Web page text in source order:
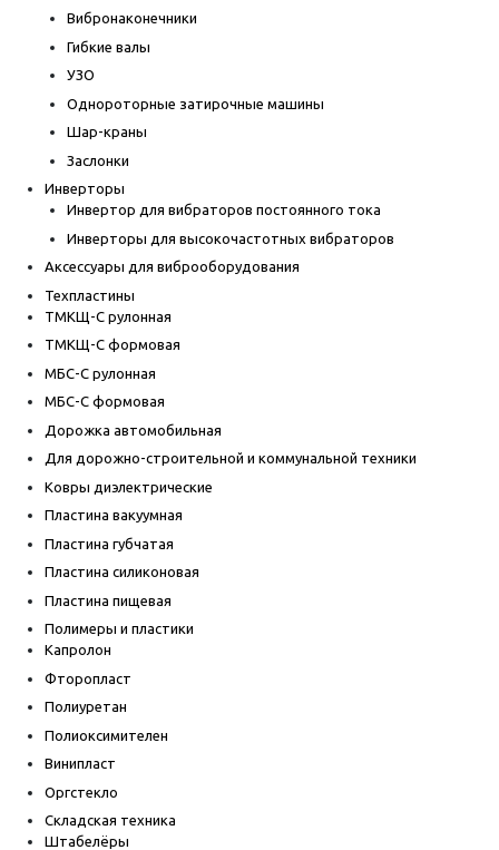
Вибронаконечники
Гибкие валы
УЗО
Однороторные затирочные машины
Шар-краны
Заслонки
Инверторы
Инвертор для вибраторов постоянного тока
Инверторы для высокочастотных вибраторов
Аксессуары для виброоборудования
Техпластины
ТМКЩ-С рулонная
ТМКЩ-С формовая
МБС-С рулонная
МБС-С формовая
Дорожка автомобильная
Для дорожно-строительной и коммунальной техники
Ковры диэлектрические
Пластина вакуумная
Пластина губчатая
Пластина силиконовая
Пластина пищевая
Полимеры и пластики
Капролон
Фторопласт
Полиуретан
Полиоксимителен
Винипласт
Оргстекло
Складская техника
Штабелёры